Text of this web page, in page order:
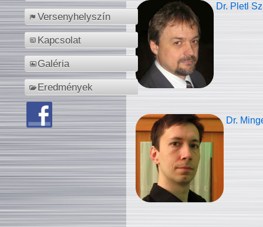
Versenyhelyszín
Kapcsolat
Galéria
Eredmények
Dr. Pletl
Dr.